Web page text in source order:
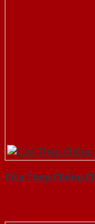
Cửa Thép Chống